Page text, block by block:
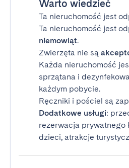
Warto wiedzieć
Ta nieruchomość jest
Ta nieruchomość jest
niemowląt.
Zwierzęta nie są
Każda nieruchomość
sprzątana i
każdym pobycie.
Ręczniki i pościel są
Dodatkowe usługi:
rezerwacja prywatnego
dzieci, atrakcje